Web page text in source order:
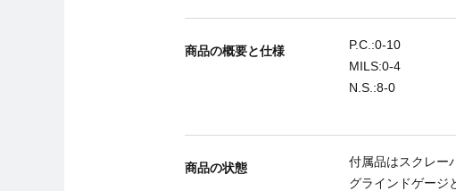
商品の概要と仕様
P.C.:0-10
MILS:0-4
N.S.:8-0
商品の状態
付属品はスクレー
グラインドゲージ